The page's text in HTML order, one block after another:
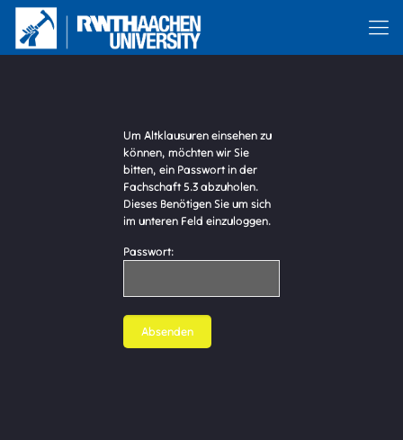
Um Altklausuren einsehen zu
können, möchten wir Sie
bitten, ein Passwort in der
Fachschaft 5.3 abzuholen.
Dieses Benötigen Sie um sich
im unteren Feld einzuloggen.
Passwort: